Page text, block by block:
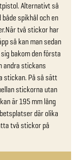
Alternativt så
spikhål och en
två stickor har
så kan man sedan
bakom den första
andra stickans
stickan. På så sätt
stickorna utan
är 195 mm lång
där olika
två stickor på